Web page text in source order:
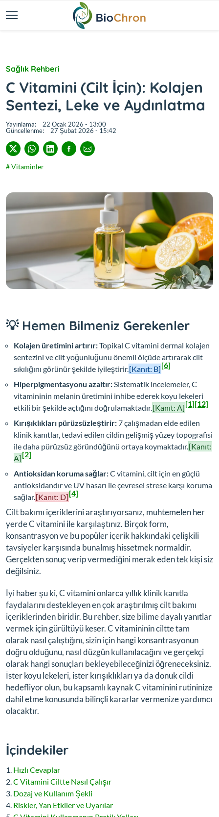
Sağlık Rehberi
C Vitamini (Cilt İçin): Kolajen
Sentezi, Leke ve Aydınlatma
Yayınlama:
22 Ocak 2026 - 13:00
Güncellenme:
27 Şubat 2026 - 15:42
# Vitaminler
💡 Hemen Bilmeniz Gerekenler
Kolajen üretimini artırır:Topikal C vitamini dermal kolajen
sentezini ve cilt yoğunluğunu önemli ölçüde artırarak cilt
sıkılığını görünür şekilde iyileştirir.[Kanıt: B][6]
Hiperpigmentasyonu azaltır:Sistematik incelemeler, C
vitamininin melanin üretimini inhibe ederek koyu lekeleri
etkili bir şekilde açtığını doğrulamaktadır.[Kanıt: A][1][12]
Kırışıklıkları pürüzsüzleştirir:7 çalışmadan elde edilen
klinik kanıtlar, tedavi edilen cildin gelişmiş yüzey topografisi
ile daha pürüzsüz göründüğünü ortaya koymaktadır.[Kanıt:
A][2]
Antioksidan koruma sağlar:C vitamini, cilt için en güçlü
antioksidandır ve UV hasarı ile çevresel strese karşı koruma
sağlar.[Kanıt: D][4]
Cilt bakımı içeriklerini araştırıyorsanız, muhtemelen her
yerde C vitamini ile karşılaştınız. Birçok form,
konsantrasyon ve bu popüler içerik hakkındaki çelişkili
tavsiyeler karşısında bunalmış hissetmek normaldir.
Gerçekten sonuç verip vermediğini merak eden tek kişi siz
değilsiniz.
İyi haber şu ki, C vitamini onlarca yıllık klinik kanıtla
faydalarını destekleyen en çok araştırılmış cilt bakımı
içeriklerinden biridir. Bu rehber, size bilime dayalı yanıtlar
vermek için gürültüyü keser. C vitamininin ciltte tam
olarak nasıl çalıştığını, sizin için hangi konsantrasyonun
doğru olduğunu, nasıl düzgün kullanılacağını ve gerçekçi
olarak hangi sonuçları bekleyebileceğinizi öğreneceksiniz.
İster koyu lekeleri, ister kırışıklıkları ya da donuk cildi
hedefliyor olun, bu kapsamlı kaynak C vitaminini rutininize
dahil etme konusunda bilinçli kararlar vermenize yardımcı
olacaktır.
İçindekiler
Hızlı Cevaplar
C Vitamini Ciltte Nasıl Çalışır
Dozaj ve Kullanım Şekli
Riskler, Yan Etkiler ve Uyarılar